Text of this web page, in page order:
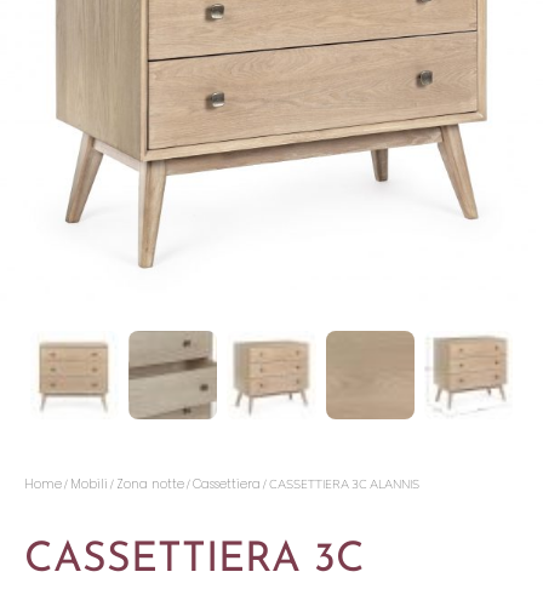
Home/ Mobili / Zona notte/Cassettiera / CASSETTIERA 3C ALANNIS
CASSETTIERA 3C